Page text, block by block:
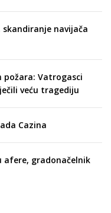
skandiranje navijača
požara: Vatrogasci
veću tragediju
Cazina
afere, gradonačelnik